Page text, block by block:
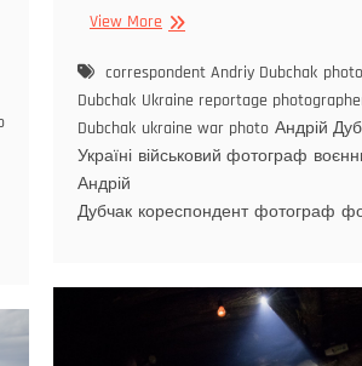
View More
correspondent Andriy Dubchak
Dubchak Ukraine reportage photographer
Dubchak ukraine war photo Андрій
Україні військовий фотограф
Андрій
Дубчак кореспондент фотограф